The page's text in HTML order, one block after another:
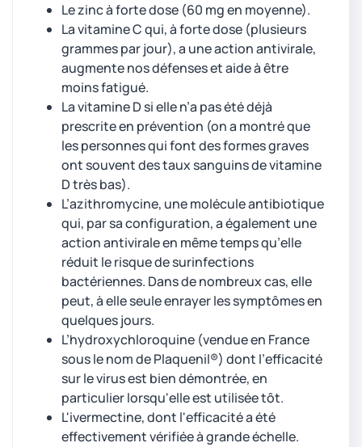
Le zinc à forte dose (60 mg en moyenne).
La vitamine C qui, à forte dose (plusieurs
grammes par jour), a une action antivirale,
augmente nos défenses et aide à être
moins fatigué.
La vitamine D si elle n’a pas été déjà
prescrite en prévention (on a montré que
les personnes qui font des formes graves
ont souvent des taux sanguins de vitamine
D très bas).
L’azithromycine, une molécule antibiotique
qui, par sa configuration, a également une
action antivirale en même temps qu’elle
réduit le risque de surinfections
bactériennes. Dans de nombreux cas, elle
peut, à elle seule enrayer les symptômes en
quelques jours.
L’hydroxychloroquine (vendue en France
sous le nom de Plaquenil®) dont l’efficacité
sur le virus est bien démontrée, en
particulier lorsqu'elle est utilisée tôt.
L'ivermectine, dont l'efficacité a été
effectivement vérifiée à grande échelle.